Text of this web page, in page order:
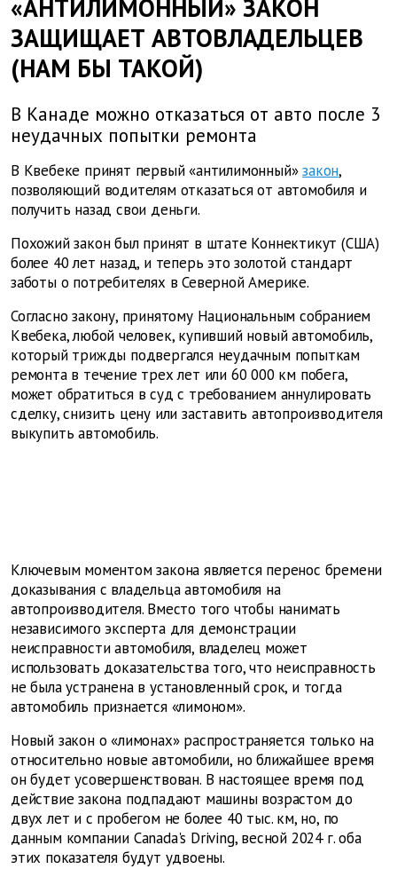
«АНТИЛИМОННЫЙ» ЗАКОН
ЗАЩИЩАЕТ АВТОВЛАДЕЛЬЦЕВ
(НАМ БЫ ТАКОЙ)
В Канаде можно отказаться от авто после 3
неудачных попытки ремонта
В Квебеке принят первый «антилимонный» закон,
позволяющий водителям отказаться от автомобиля и
получить назад свои деньги.
Похожий закон был принят в штате Коннектикут (США)
более 40 лет назад, и теперь это золотой стандарт
заботы о потребителях в Северной Америке.
Согласно закону, принятому Национальным собранием
Квебека, любой человек, купивший новый автомобиль,
который трижды подвергался неудачным попыткам
ремонта в течение трех лет или 60 000 км побега,
может обратиться в суд с требованием аннулировать
сделку, снизить цену или заставить автопроизводителя
выкупить автомобиль.
Ключевым моментом закона является перенос бремени
доказывания с владельца автомобиля на
автопроизводителя. Вместо того чтобы нанимать
независимого эксперта для демонстрации
неисправности автомобиля, владелец может
использовать доказательства того, что неисправность
не была устранена в установленный срок, и тогда
автомобиль признается «лимоном».
Новый закон о «лимонах» распространяется только на
относительно новые автомобили, но ближайшее время
он будет усовершенствован. В настоящее время под
действие закона подпадают машины возрастом до
двух лет и с пробегом не более 40 тыс. км, но, по
данным компании Canada's Driving, весной 2024 г. оба
этих показателя будут удвоены.